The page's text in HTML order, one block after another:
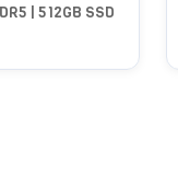
| 512GB SSD